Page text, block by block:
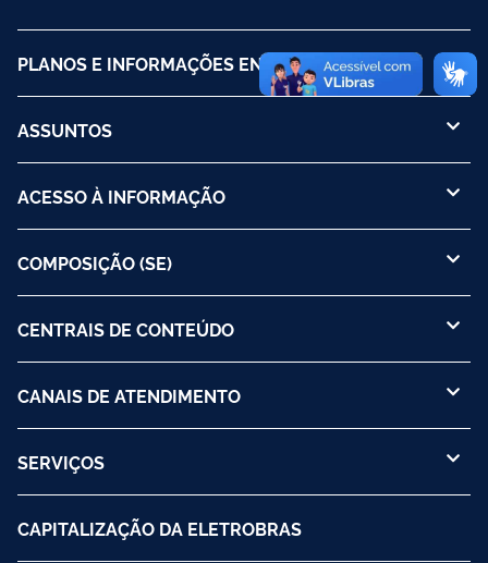
PLANOS E INFORMAÇÕES ENERGÉTICAS
ASSUNTOS
ACESSO À INFORMAÇÃO
COMPOSIÇÃO (SE)
CENTRAIS DE CONTEÚDO
CANAIS DE ATENDIMENTO
SERVIÇOS
CAPITALIZAÇÃO DA ELETROBRAS